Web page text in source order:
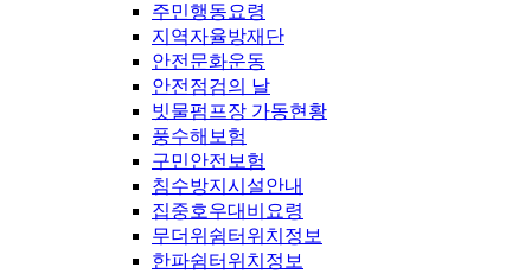
주민행동요령
지역자율방재단
안전문화운동
안전점검의 날
빗물펌프장 가동현황
풍수해보험
구민안전보험
침수방지시설안내
집중호우대비요령
무더위쉼터위치정보
한파쉼터위치정보